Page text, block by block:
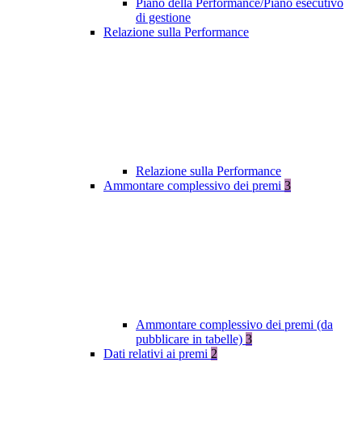
Piano della Performance/Piano esecutivo
di gestione
Relazione sulla Performance
Relazione sulla Performance
Ammontare complessivo dei premi 3
Ammontare complessivo dei premi (da
pubblicare in tabelle) 3
Dati relativi ai premi 2